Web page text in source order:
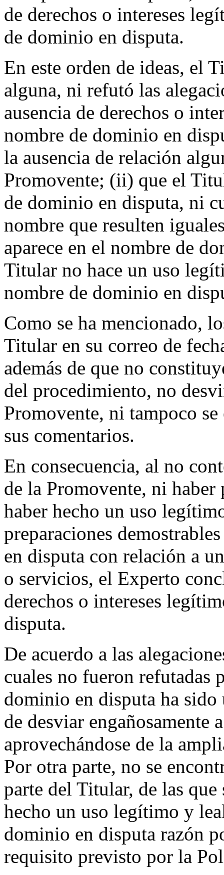
de derechos o intereses
de dominio en disputa.
En este orden de ideas, el
alguna, ni refutó las
ausencia de derechos o
nombre de dominio en
la ausencia de relación
Promovente; (ii) que el
de dominio en disputa, ni
nombre que resulten
aparece en el nombre de
Titular no hace un uso
nombre de dominio en
Como se ha mencionado,
Titular en su correo de
además de que no
del procedimiento, no
Promovente, ni tampoco
sus comentarios.
En consecuencia, al no
de la Promovente, ni
haber hecho un uso
preparaciones
en disputa con relación a
o servicios, el Experto
derechos o intereses
disputa.
De acuerdo a las
cuales no fueron refutadas
dominio en disputa ha
de desviar engañosamente
aprovechándose de la
Por otra parte, no se
parte del Titular, de las
hecho un uso legítimo y
dominio en disputa razón
requisito previsto por la